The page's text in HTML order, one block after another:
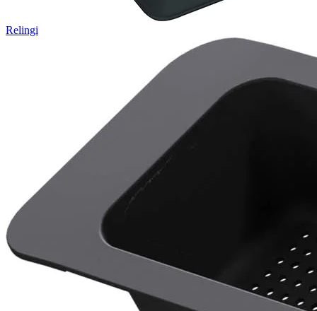
Relingi